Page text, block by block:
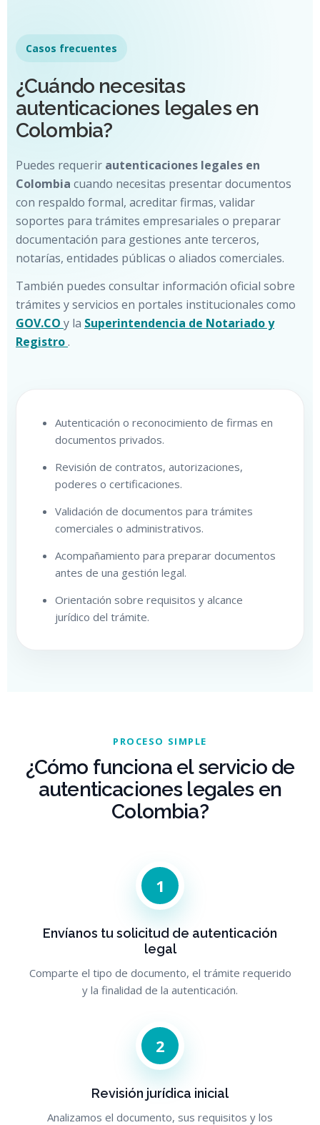
Casos frecuentes
¿Cuándo necesitas
autenticaciones legales en
Colombia?
Puedes requerir autenticaciones legales en
Colombia cuando necesitas presentar documentos
con respaldo formal, acreditar firmas, validar
soportes para trámites empresariales o preparar
documentación para gestiones ante terceros,
notarías, entidades públicas o aliados comerciales.
También puedes consultar información oficial sobre
trámites y servicios en portales institucionales como
GOV.CO y la Superintendencia de Notariado y
Registro.
Autenticación o reconocimiento de firmas en
documentos privados.
Revisión de contratos, autorizaciones,
poderes o certificaciones.
Validación de documentos para trámites
comerciales o administrativos.
Acompañamiento para preparar documentos
antes de una gestión legal.
Orientación sobre requisitos y alcance
jurídico del trámite.
PROCESO SIMPLE
¿Cómo funciona el servicio de
autenticaciones legales en
Colombia?
1
Envíanos tu solicitud de autenticación
legal
Comparte el tipo de documento, el trámite requerido
y la finalidad de la autenticación.
2
Revisión jurídica inicial
Analizamos el documento, sus requisitos y los